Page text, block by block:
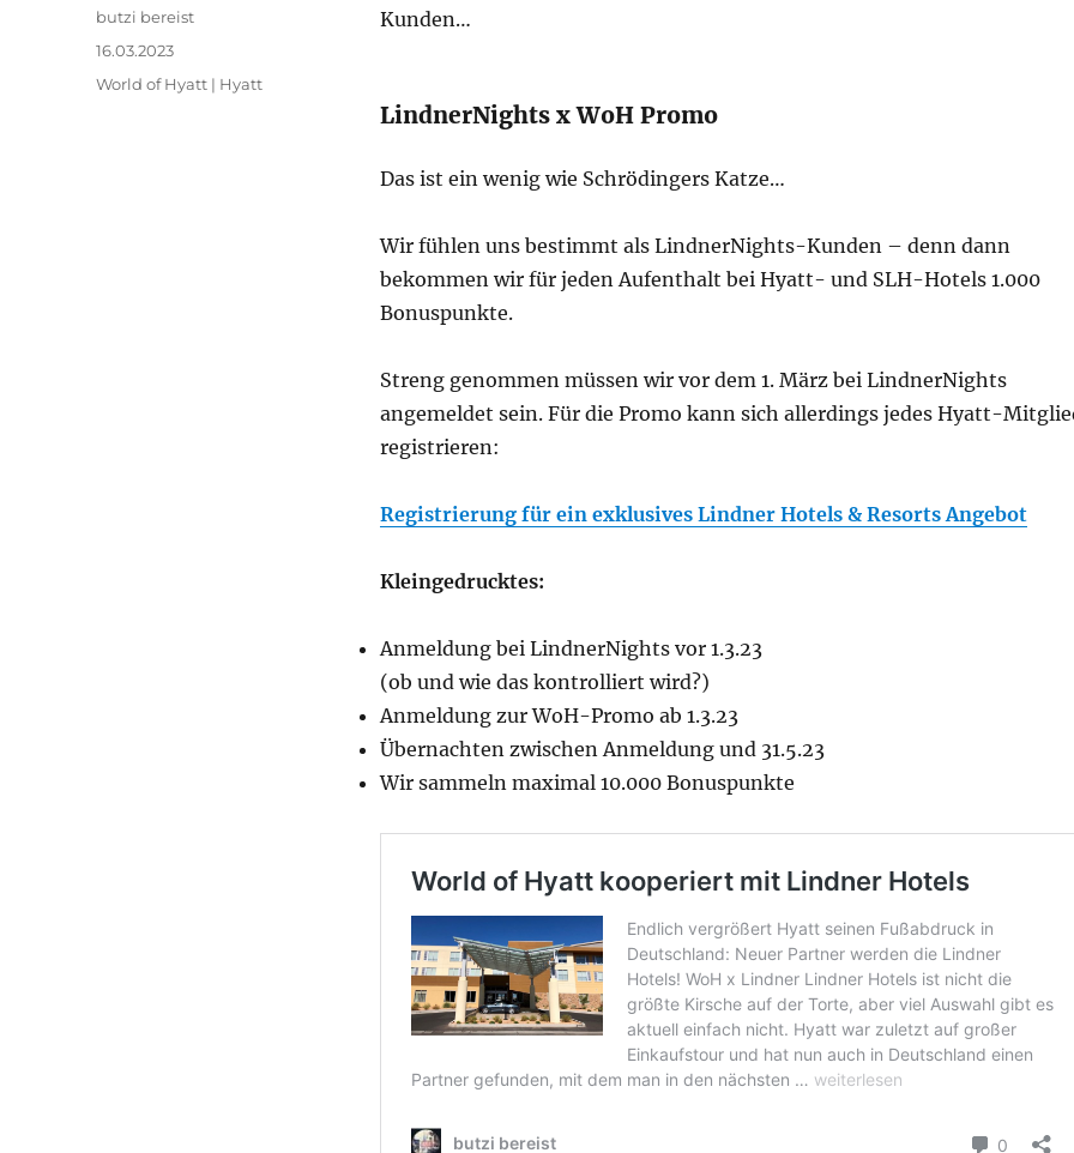
Kunden…
LindnerNights x WoH Promo
Das ist ein wenig wie Schrödingers Katze…
Wir fühlen uns bestimmt als LindnerNights-Kunden – denn dann
bekommen wir für jeden Aufenthalt bei Hyatt- und SLH-Hotels 1.000
Bonuspunkte.
Streng genommen müssen wir vor dem 1. März bei LindnerNights
angemeldet sein. Für die Promo kann sich allerdings jedes Hyatt-
registrieren:
Registrierung für ein exklusives Lindner Hotels & Resorts Angebot
Kleingedrucktes:
Anmeldung bei LindnerNights vor 1.3.23
(ob und wie das kontrolliert wird?)
Anmeldung zur WoH-Promo ab 1.3.23
Übernachten zwischen Anmeldung und 31.5.23
Wir sammeln maximal 10.000 Bonuspunkte
Autor
butzi bereist
Veröffentlicht
am
16.03.2023
Kategorien
World of Hyatt | Hyatt